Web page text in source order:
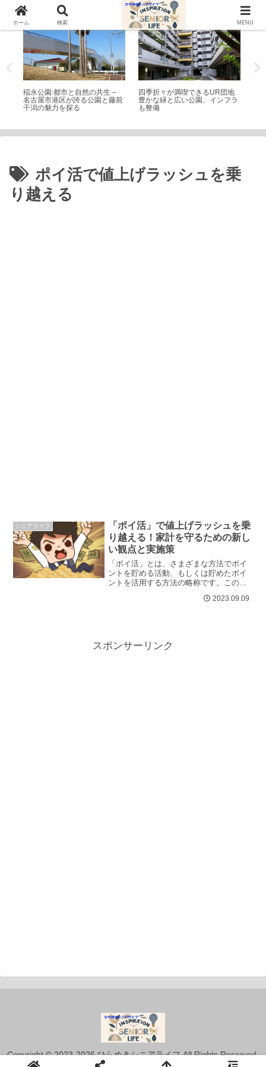
公園・遊園地
稲永公園:都市と自然の共生 –
名古屋市港区が誇る公園と藤前
干潟の魅力を探る
シニアライフ
四季折々が満喫できるUR団地
豊かな緑と広い公園、インフラ
も整備
ポイ活で値上げラッシュを乗
り越える
シニアライフ
「ポイ活」で値上げラッシュを乗
り越える！家計を守るための新し
い観点と実施策
「ポイ活」とは、さまざまな方法でポイ
ントを貯める活動、もしくは貯めたポイ
ントを活用する方法の略称です。この記
し、値上げラッシュに備えるための新
2023.09.09
スポンサーリンク
Copyright © 2023-2026 ひらめきシニアライフ All Rights Reserved.
ホーム 検索 MENU